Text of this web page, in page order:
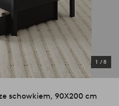
1 /8
schowkiem, 90X200 cm